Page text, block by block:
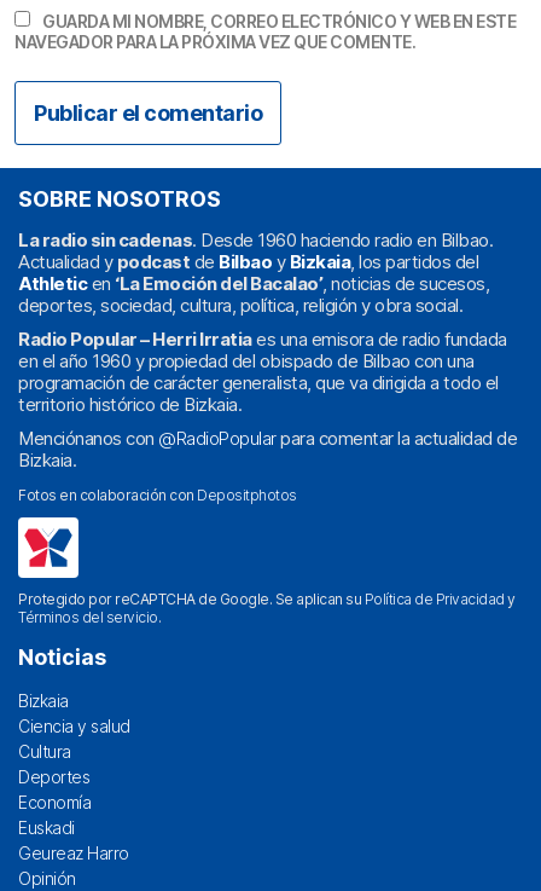
GUARDA MI NOMBRE, CORREO ELECTRÓNICO Y WEB EN ESTE
NAVEGADOR PARA LA PRÓXIMA VEZ QUE COMENTE.
SOBRE NOSOTROS
La radio sin cadenas. Desde 1960 haciendo radio en Bilbao.
Actualidad y podcast de Bilbao y Bizkaia, los partidos del
Athleticen ‘La Emoción del Bacalao’, noticias de sucesos,
deportes, sociedad, cultura, política, religión y obra social.
Radio Popular – Herri Irratiaes una emisora de radio fundada
en el año 1960 y propiedad del obispado de Bilbao con una
programación de carácter generalista, que va dirigida a todo el
territorio histórico de Bizkaia.
Menciónanos con @RadioPopularpara comentar la actualidad de
Bizkaia.
Fotos en colaboración con Depositphotos
Protegido por reCAPTCHA de Google. Se aplican su Política de Privacidad y
Términos del servicio.
Noticias
Bizkaia
Ciencia y salud
Cultura
Deportes
Economía
Euskadi
Geureaz Harro
Opinión